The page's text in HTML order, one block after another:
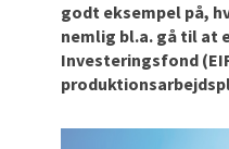
godt eksempel på,
nemlig bl.a. gå til at
Investeringsfond